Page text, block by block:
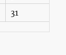
31